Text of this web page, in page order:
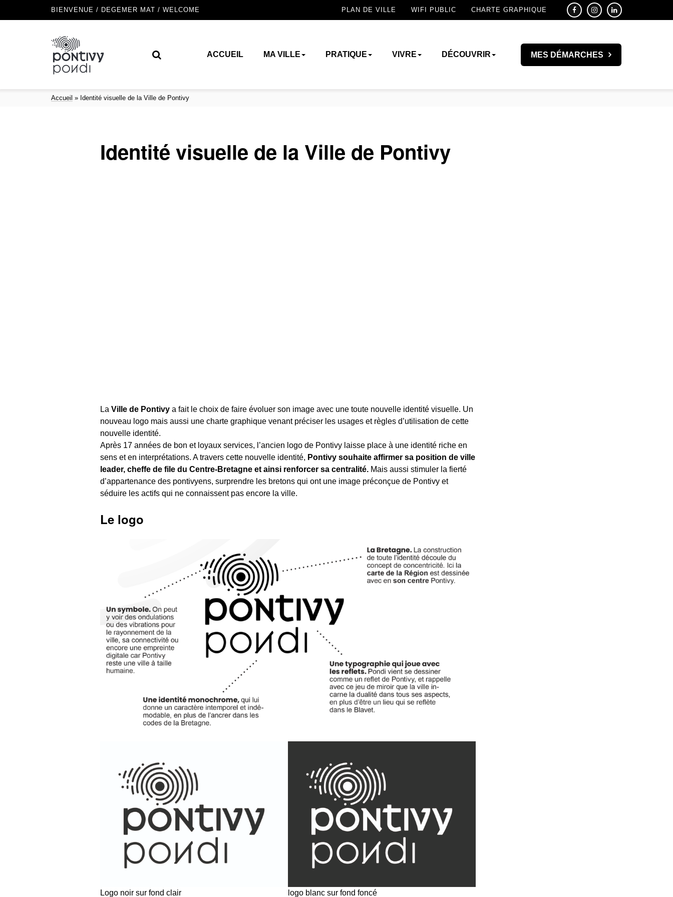
BIENVENUE / DEGEMER MAT / WELCOME PLAN DE VILLE WIFI PUBLIC CHARTE GRAPHIQUE
ACCUEIL MA VILLE PRATIQUE VIVRE DÉCOUVRIR MES DÉMARCHES
Accueil » Identité visuelle de la Ville de Pontivy
Identité visuelle de la Ville de Pontivy
La Ville de Pontivya fait le choix de faire évoluer son image avec une toute nouvelle identité visuelle. Un
nouveau logo mais aussi une charte graphique venant préciser les usages et règles d’utilisation de cette
nouvelle identité.
Après 17 années de bon et loyaux services, l’ancien logo de Pontivy laisse place à une identité riche en
sens et en interprétations. A travers cette nouvelle identité, Pontivy souhaite affirmer sa position de ville
leader, cheffe de file du Centre-Bretagne et ainsi renforcer sa centralité.Mais aussi stimuler la fierté
d’appartenance des pontivyens, surprendre les bretons qui ont une image préconçue de Pontivy et
séduire les actifs qui ne connaissent pas encore la ville.
Le logo
Logo noir sur fond clair logo blanc sur fond foncé